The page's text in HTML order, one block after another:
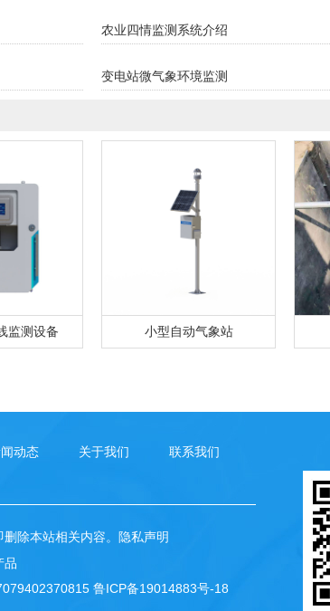
农业四情监测系统介绍
变电站微气象环境监测
监测设备 小型自动气象站
动态 关于我们 联系我们
除本站相关内容。 隐私声明
品
鲁ICP备19014883号-18